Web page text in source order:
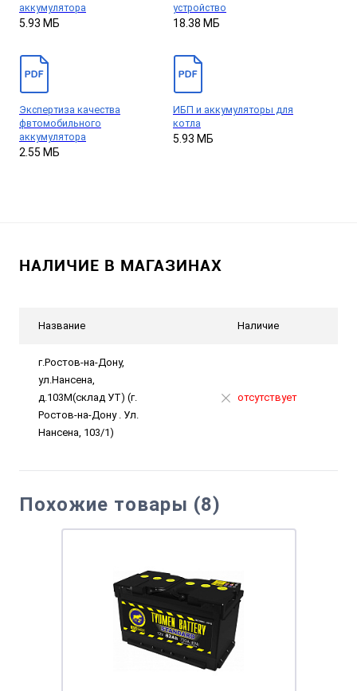
аккумулятора
5.93 МБ
устройство
18.38 МБ
Экспертиза качества
фвтомобильного
аккумулятора
2.55 МБ
ИБП и аккумуляторы для
котла
5.93 МБ
НАЛИЧИЕ В МАГАЗИНАХ
Название Наличие
г.Ростов-на-Дону,
ул.Нансена,
д.103М(склад УТ) (г.
Ростов-на-Дону . Ул.
Нансена, 103/1)
отсутствует
Похожие товары (8)